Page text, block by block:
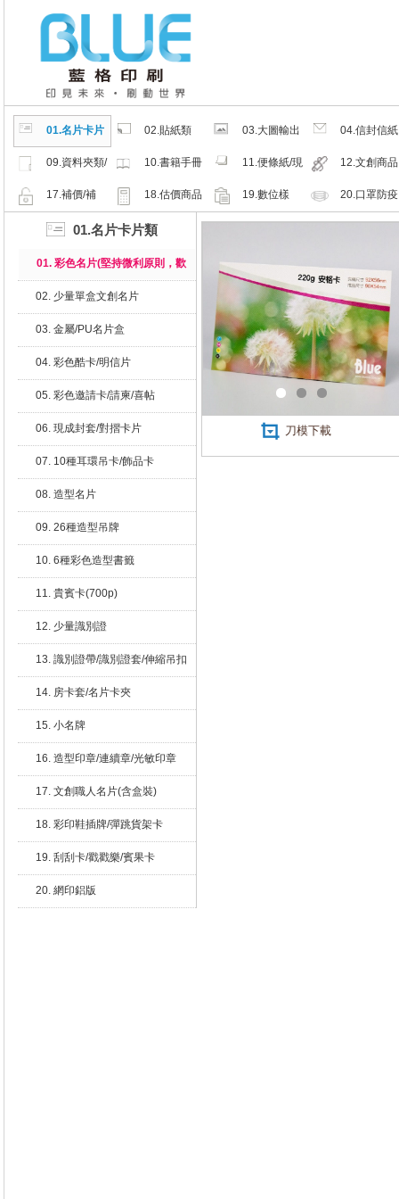
01.名片卡片
02.貼紙類
03.大圖輸出
04.信封信紙
09.資料夾類/
夾鏈密封袋
10.書籍手冊
11.便條紙/現
成品
12.文創商品
17.補價/補
18.估價商品 19.數位樣
20.口罩防疫
周邊商品
01.名片卡片類
01. 彩色名片(堅持微利原則，歡
02. 少量單盒文創名片
03. 金屬/PU名片盒
04. 彩色酷卡/明信片
05. 彩色邀請卡/請柬/喜帖
06. 現成封套/對摺卡片
07. 10種耳環吊卡/飾品卡
08. 造型名片
09. 26種造型吊牌
10. 6種彩色造型書籤
11. 貴賓卡(700p)
12. 少量識別證
13. 識別證帶/識別證套/伸縮吊扣
14. 房卡套/名片卡夾
15. 小名牌
16. 造型印章/連續章/光敏印章
17. 文創職人名片(含盒裝)
18. 彩印鞋插牌/彈跳貨架卡
19. 刮刮卡/戳戳樂/賓果卡
20. 網印鋁版
刀模下載